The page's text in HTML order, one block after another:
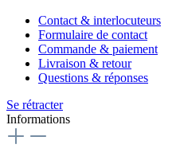
Contact & interlocuteurs
Formulaire de contact
Commande & paiement
Livraison & retour
Questions & réponses
Se rétracter
Informations